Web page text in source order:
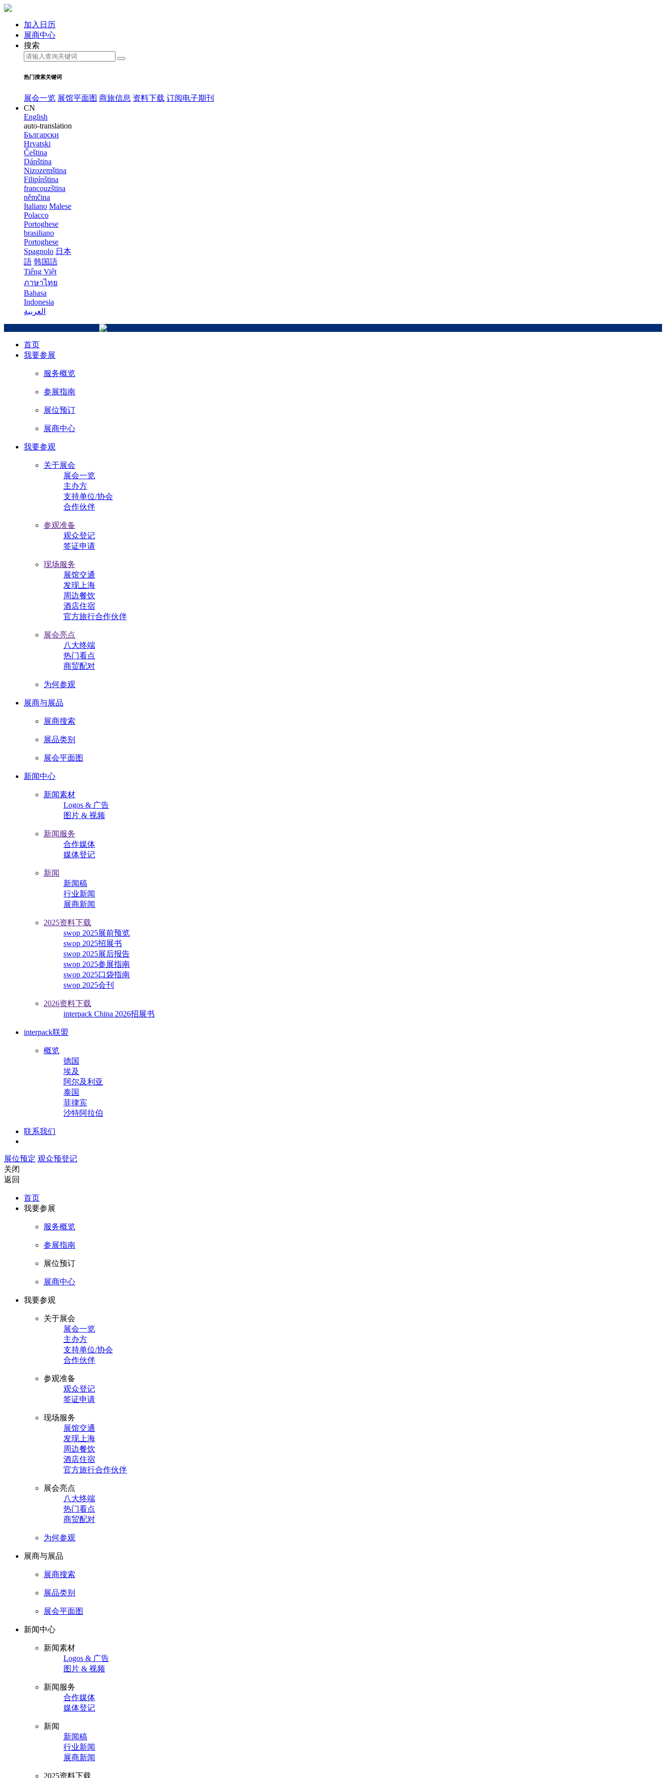
加入日历
展商中心
搜索
热门搜索关键词
展会一览 展馆平面图 商旅信息 资料下载 订阅电子期刊
CN
English
auto-translation
Български
Hrvatski
Čeština
Dánština
Nizozemština
Filipínština
francouzština
němčina
Italiano Malese
Polacco
Portoghese
brasiliano
Portoghese
Spagnolo 日本
語 韩国語
Tiếng Việt
ภาษาไทย
Bahasa
Indonesia
العربية
首页
我要参展
服务概览
参展指南
展位预订
展商中心
我要参观
关于展会
展会一览
主办方
支持单位/协会
合作伙伴
参观准备
观众登记
签证申请
现场服务
展馆交通
发现上海
周边餐饮
酒店住宿
官方旅行合作伙伴
展会亮点
八大终端
热门看点
商贸配对
为何参观
展商与展品
展商搜索
展品类别
展会平面图
新闻中心
新闻素材
Logos & 广告
图片 & 视频
新闻服务
合作媒体
媒体登记
新闻
新闻稿
行业新闻
展商新闻
2025资料下载
swop 2025展前预览
swop 2025招展书
swop 2025展后报告
swop 2025参展指南
swop 2025口袋指南
swop 2025会刊
2026资料下载
interpack China 2026招展书
interpack联盟
概览
德国
埃及
阿尔及利亚
泰国
菲律宾
沙特阿拉伯
联系我们
展位预定 观众预登记
关闭
返回
首页
我要参展
服务概览
参展指南
展位预订
展商中心
我要参观
关于展会
展会一览
主办方
支持单位/协会
合作伙伴
参观准备
观众登记
签证申请
现场服务
展馆交通
发现上海
周边餐饮
酒店住宿
官方旅行合作伙伴
展会亮点
八大终端
热门看点
商贸配对
为何参观
展商与展品
展商搜索
展品类别
展会平面图
新闻中心
新闻素材
Logos & 广告
图片 & 视频
新闻服务
合作媒体
媒体登记
新闻
新闻稿
行业新闻
展商新闻
2025资料下载